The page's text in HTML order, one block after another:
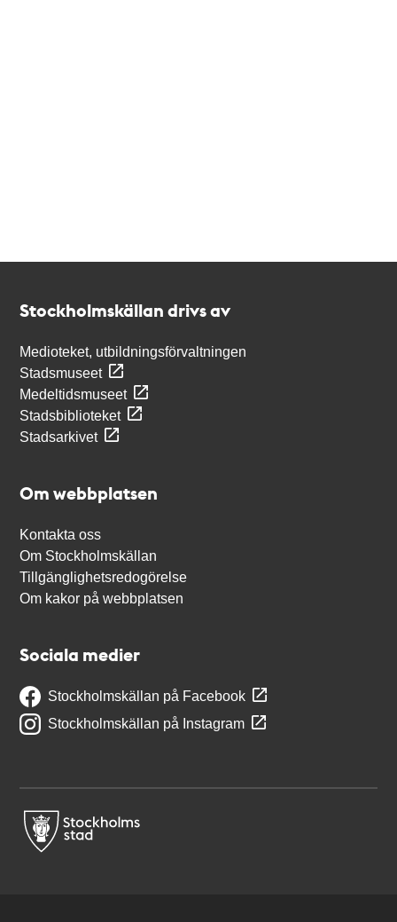
Stockholmskällan drivs av
Medioteket, utbildningsförvaltningen
Stadsmuseet
Medeltidsmuseet
Stadsbiblioteket
Stadsarkivet
Om webbplatsen
Kontakta oss
Om Stockholmskällan
Tillgänglighetsredogörelse
Om kakor på webbplatsen
Sociala medier
Stockholmskällan på Facebook
Stockholmskällan på Instagram